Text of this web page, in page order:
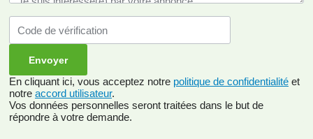
En cliquant ici, vous acceptez notre politique de confidentialité et
notre accord utilisateur.
Vos données personnelles seront traitées dans le but de
répondre à votre demande.